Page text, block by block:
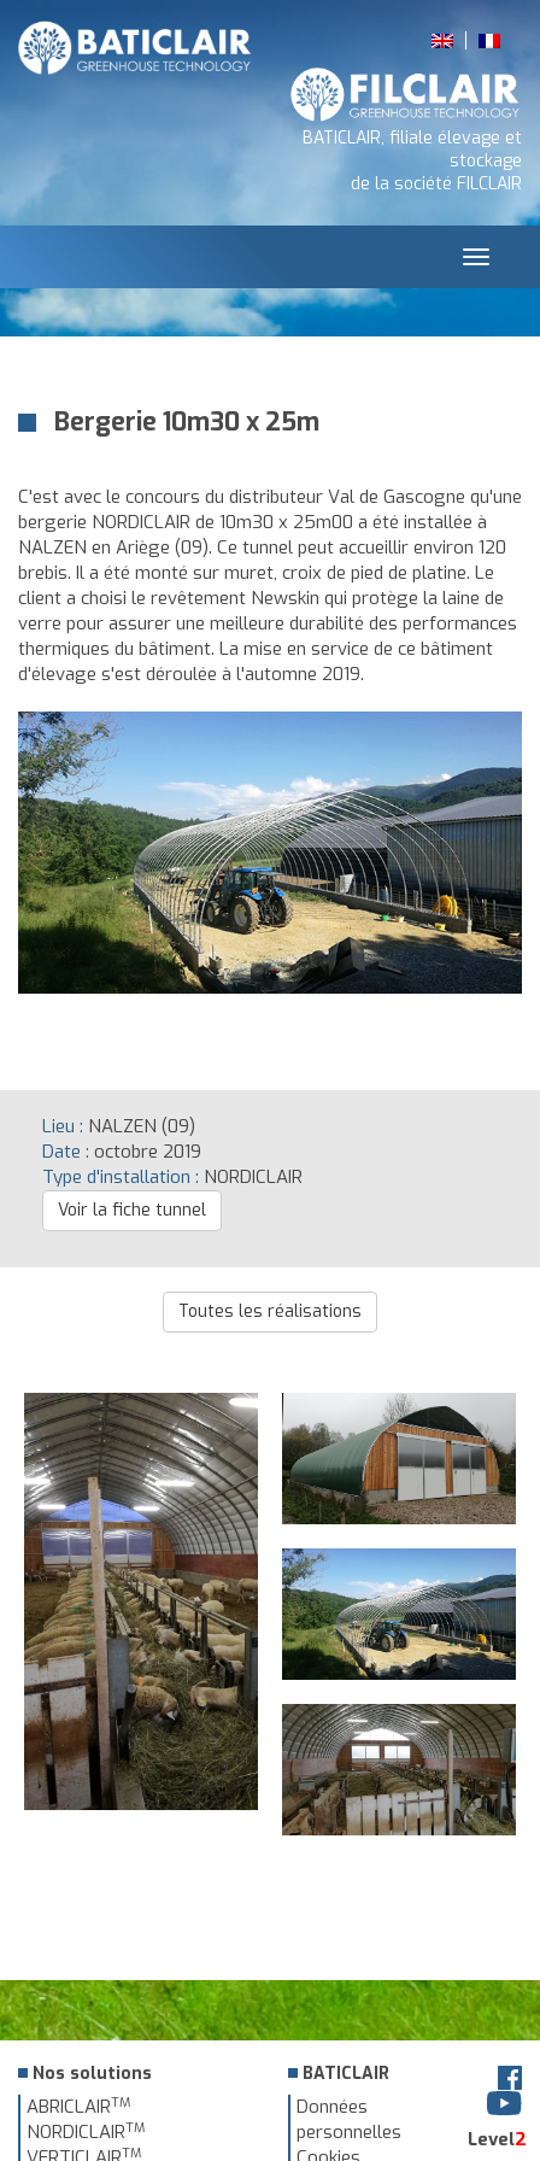
BATICLAIR, filiale élevage et
stockage
de la société FILCLAIR
Toggle
Bergerie 10m30 x 25m
C'est avec le concours du distributeur Val de Gascogne qu'une
bergerie NORDICLAIR de 10m30 x 25m00 a été installée à
NALZEN en Ariège (09). Ce tunnel peut accueillir environ 120
brebis. Il a été monté sur muret, croix de pied de platine. Le
client a choisi le revêtement Newskin qui protège la laine de
verre pour assurer une meilleure durabilité des performances
thermiques du bâtiment. La mise en service de ce bâtiment
d'élevage s'est déroulée à l'automne 2019.
Lieu : NALZEN (09)
Date : octobre 2019
Type d'installation : NORDICLAIR
Voir la fiche tunnel
Toutes les réalisations
Nos solutions
ABRICLAIRTM
NORDICLAIRTM
TM
BATICLAIR
Données
personnelles
Level2